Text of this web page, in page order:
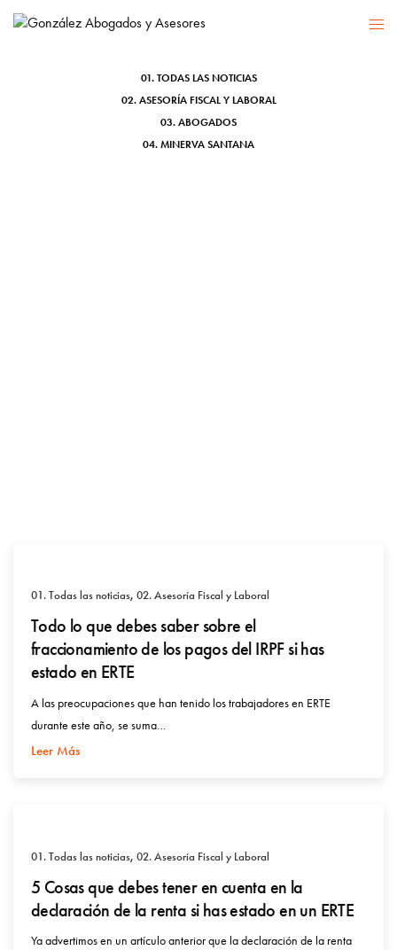
ERTE
01. TODAS LAS NOTICIAS
02. ASESORÍA FISCAL Y LABORAL
03. ABOGADOS
04. MINERVA SANTANA
01. Todas las noticias, 02. Asesoría Fiscal y Laboral
Todo lo que debes saber sobre el
fraccionamiento de los pagos del IRPF si has
estado en ERTE
A las preocupaciones que han tenido los trabajadores en ERTE
durante este año, se suma…
Leer Más
01. Todas las noticias, 02. Asesoría Fiscal y Laboral
5 Cosas que debes tener en cuenta en la
declaración de la renta si has estado en un ERTE
Ya advertimos en un artículo anterior que la declaración de la renta